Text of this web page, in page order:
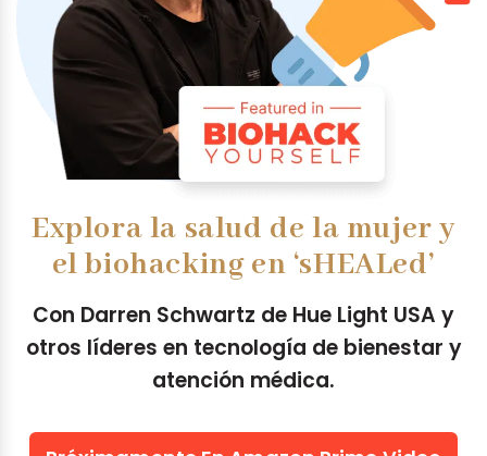
Explora la salud de la mujer y
el biohacking en ‘sHEALed’
Con Darren Schwartz de Hue Light USA y
otros líderes en tecnología de bienestar y
atención médica.